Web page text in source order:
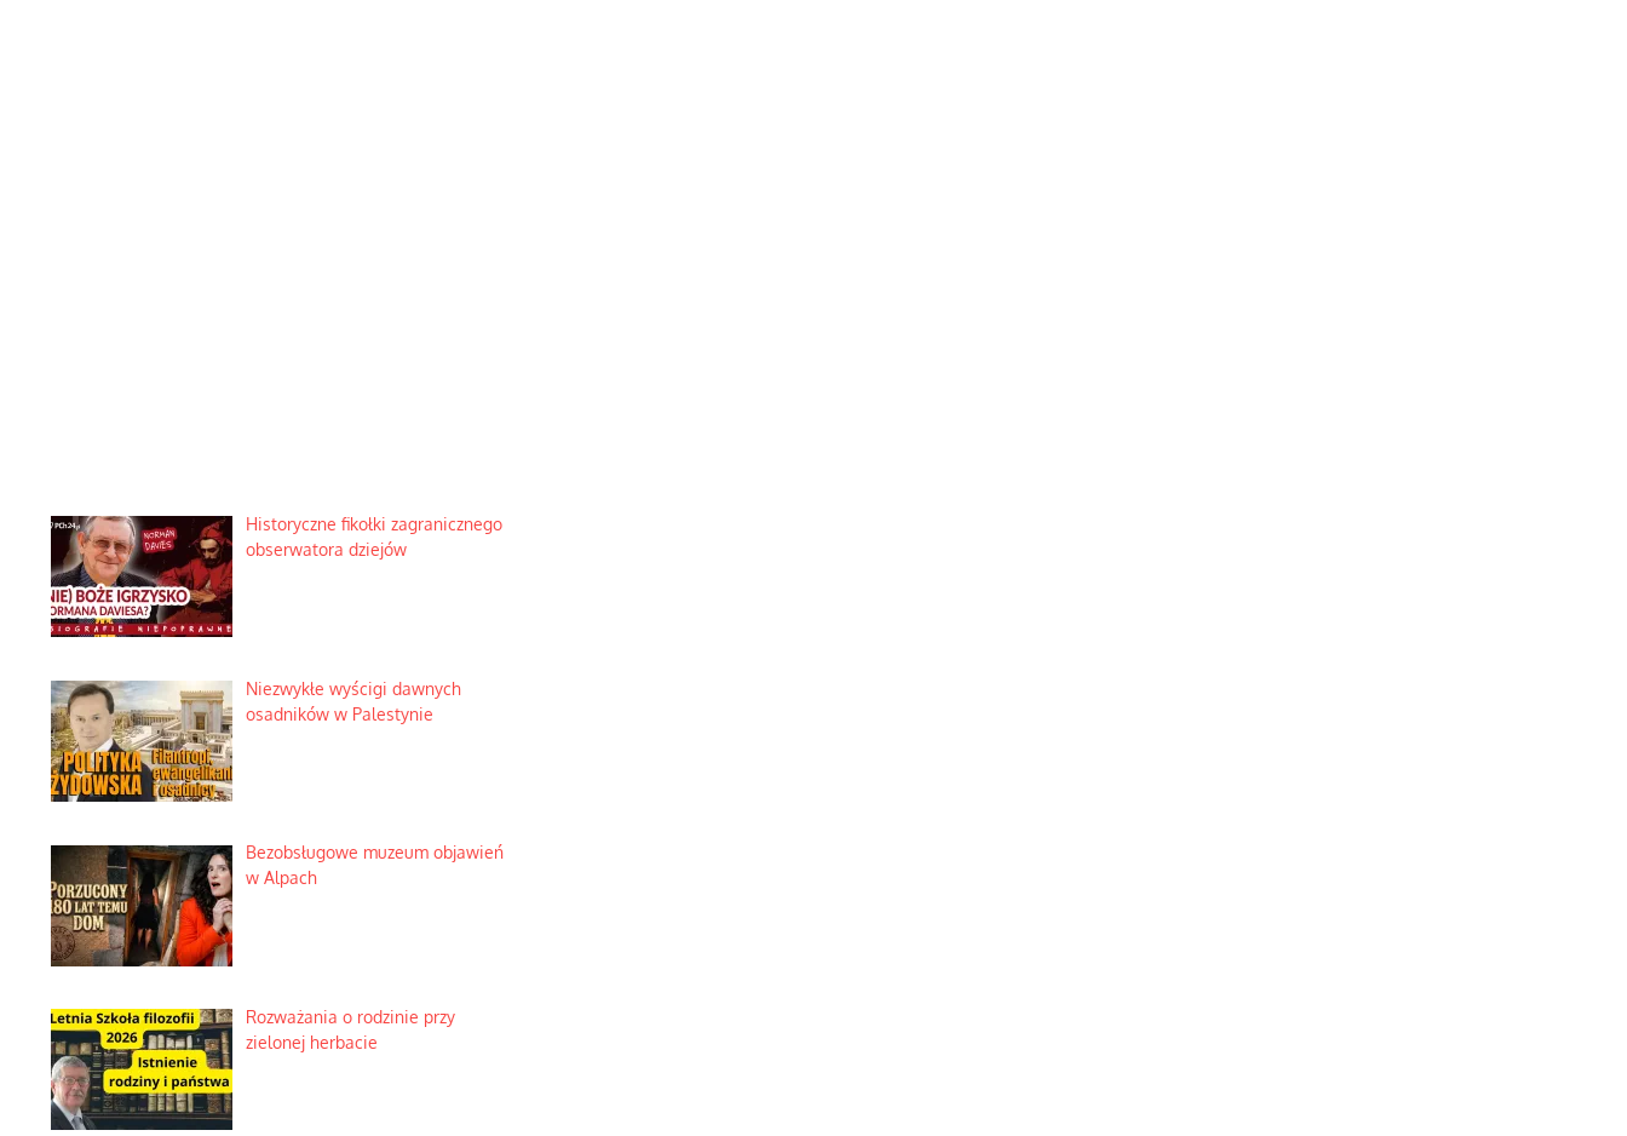
Historyczne fikołki zagranicznego
obserwatora dziejów
Niezwykłe wyścigi dawnych
osadników w Palestynie
Bezobsługowe muzeum objawień
w Alpach
Rozważania o rodzinie przy
zielonej herbacie